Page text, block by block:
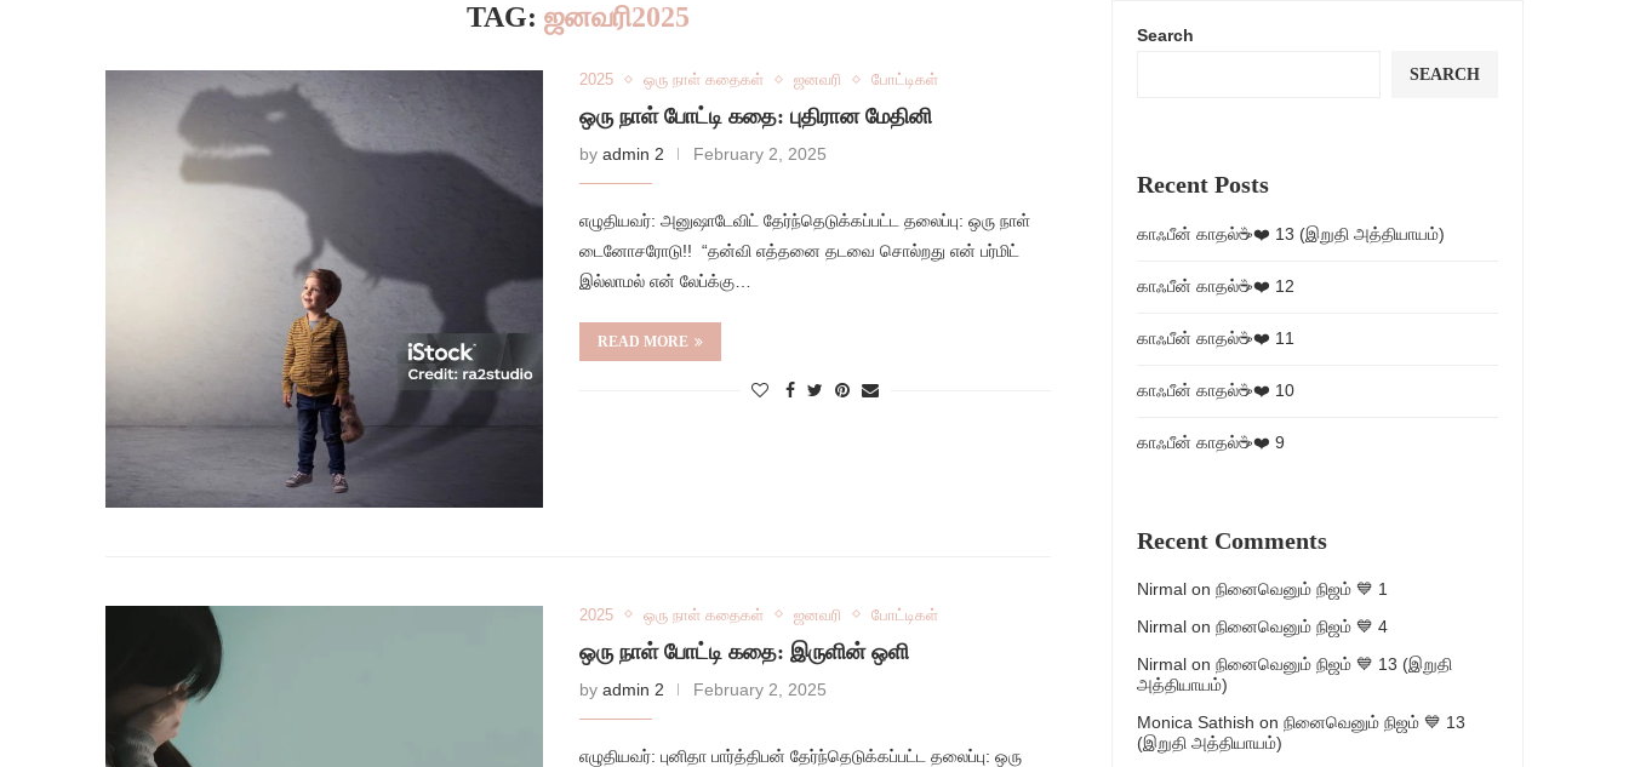
TAG: ஜனவரி2025
2025 ஒரு நாள் கதைகள் ஜனவரி போட்டிகள்
ஒரு நாள் போட்டி கதை: புதிரான மேதினி
by admin 2 February 2, 2025
எழுதியவர்: அனுஷாடேவிட் தேர்ந்தெடுக்கப்பட்ட தலைப்பு: ஒரு நாள்
டைனோசரோடு!! “தன்வி எத்தனை தடவை சொல்றது என் பர்மிட்
இல்லாமல் என் லேப்க்கு…
READ MORE
2025 ஒரு நாள் கதைகள் ஜனவரி போட்டிகள்
ஒரு நாள் போட்டி கதை: இருளின் ஒளி
by admin 2 February 2, 2025
எழுதியவர்: புனிதா பார்த்திபன் தேர்ந்தெடுக்கப்பட்ட தலைப்பு: ஒரு
Search
SEARCH
Recent Posts
காஃபீன் காதல்☕❤️ 13 (இறுதி அத்தியாயம்)
காஃபீன் காதல்☕❤️ 12
காஃபீன் காதல்☕❤️ 11
காஃபீன் காதல்☕❤️ 10
காஃபீன் காதல்☕❤️ 9
Recent Comments
Nirmal on நினைவெனும் நிஜம் 💙 1
Nirmal on நினைவெனும் நிஜம் 💙 4
Nirmal on நினைவெனும் நிஜம் 💙 13 (இறுதி
அத்தியாயம்)
Monica Sathish on நினைவெனும் நிஜம் 💙 13
(இறுதி அத்தியாயம்)